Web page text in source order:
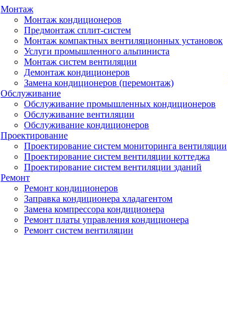
Монтаж
Монтаж кондиционеров
Предмонтаж сплит-систем
Монтаж компактных вентиляционных установок
Услуги промышленного альпиниста
Монтаж систем вентиляции
Демонтаж кондиционеров
Замена кондиционеров (перемонтаж)
Обслуживание
Обслуживание промышленных кондиционеров
Обслуживание вентиляции
Обслуживание кондиционеров
Проектирование
Проектирование систем мониторинга вентиляции
Проектирование систем вентиляции коттеджа
Проектирование систем вентиляции зданий
Ремонт
Ремонт кондиционеров
Заправка кондиционера хладагентом
Замена компрессора кондиционера
Ремонт платы управления кондиционера
Ремонт систем вентиляции